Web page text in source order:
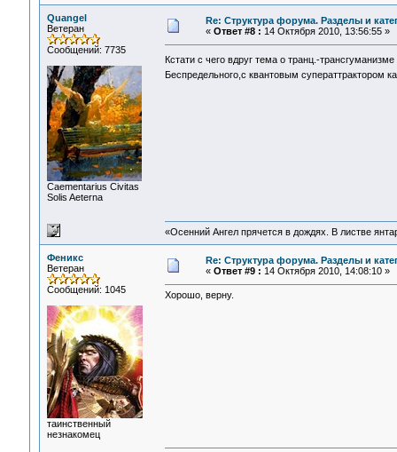
Quangel
Ветеран
Сообщений: 7735
Сaementarius Civitas
Solis Aeterna
Re: Структура форума. Разделы и
« Ответ #8 : 14 Октября 2010, 13:56:55 »
Кстати с чего вдруг тема о транц.-
Беспредельного,с квантовым суператтрактором
«Осенний Ангел прячется в дождях. В листве
Феникс
Ветеран
Сообщений: 1045
таинственный
незнакомец
Re: Структура форума. Разделы и
« Ответ #9 : 14 Октября 2010, 14:08:10 »
Хорошо, верну.